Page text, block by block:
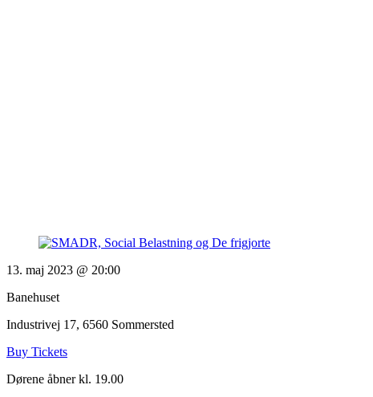
13. maj 2023 @ 20:00
Banehuset
Industrivej 17, 6560 Sommersted
Buy Tickets
Dørene åbner kl. 19.00